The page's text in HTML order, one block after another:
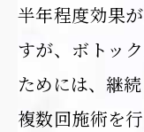
半年程度効果
すが、ボトッ
ためには、継
複数回施術を